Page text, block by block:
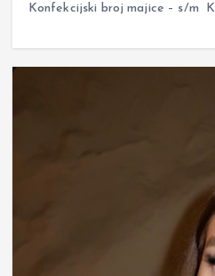
Konfekcijski broj majice – s/m